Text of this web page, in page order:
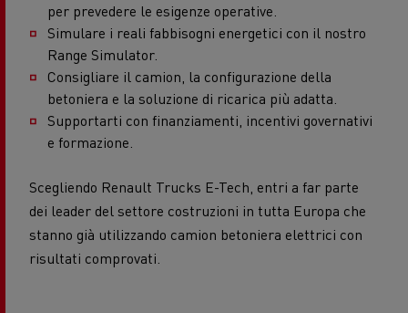
per prevedere le esigenze operative.
Simulare i reali fabbisogni energetici con il nostro
Range Simulator.
Consigliare il camion, la configurazione della
betoniera e la soluzione di ricarica più adatta.
Supportarti con finanziamenti, incentivi governativi
e formazione.
Scegliendo Renault Trucks E-Tech, entri a far parte
dei leader del settore costruzioni in tutta Europa che
stanno già utilizzando camion betoniera elettrici con
risultati comprovati.